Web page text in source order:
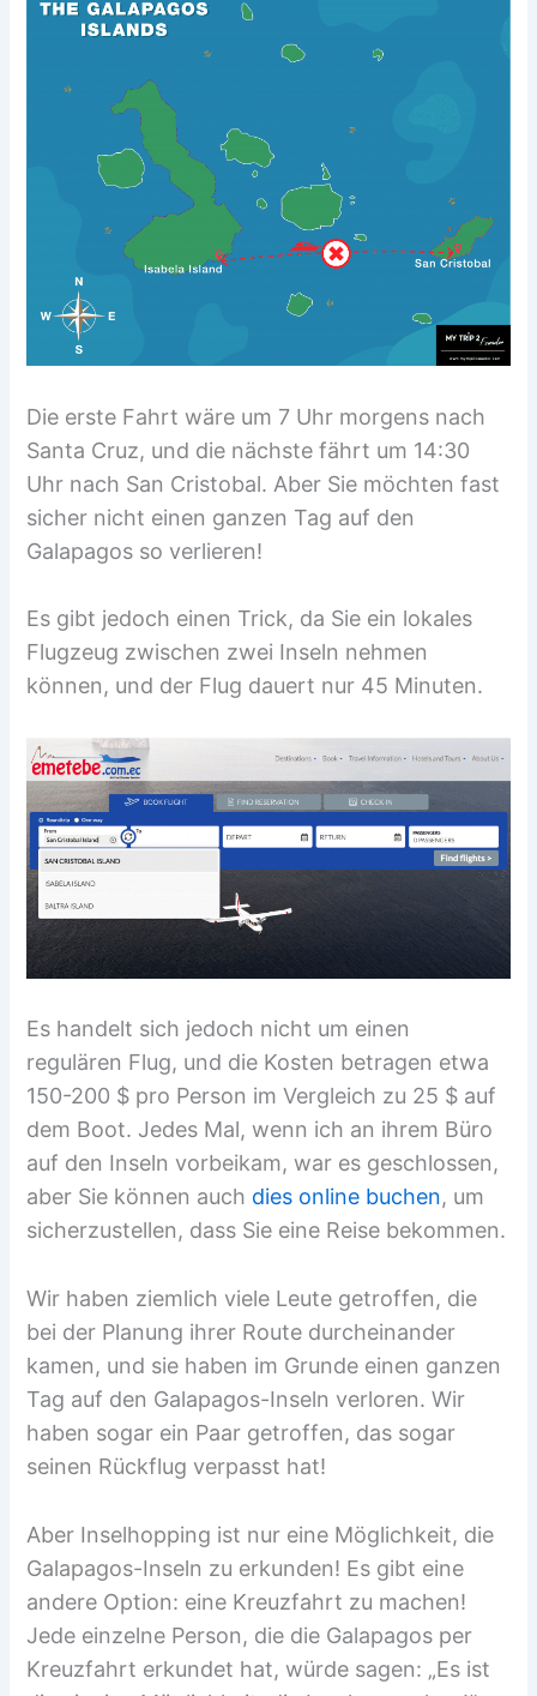
Die erste Fahrt wäre um 7 Uhr morgens nach
Santa Cruz, und die nächste fährt um 14:30
Uhr nach San Cristobal. Aber Sie möchten fast
sicher nicht einen ganzen Tag auf den
Galapagos so verlieren!
Es gibt jedoch einen Trick, da Sie ein lokales
Flugzeug zwischen zwei Inseln nehmen
können, und der Flug dauert nur 45 Minuten.
Es handelt sich jedoch nicht um einen
regulären Flug, und die Kosten betragen etwa
150-200 $ pro Person im Vergleich zu 25 $ auf
dem Boot. Jedes Mal, wenn ich an ihrem Büro
auf den Inseln vorbeikam, war es geschlossen,
aber Sie können auch dies online buchen, um
sicherzustellen, dass Sie eine Reise bekommen.
Wir haben ziemlich viele Leute getroffen, die
bei der Planung ihrer Route durcheinander
kamen, und sie haben im Grunde einen ganzen
Tag auf den Galapagos-Inseln verloren. Wir
haben sogar ein Paar getroffen, das sogar
seinen Rückflug verpasst hat!
Aber Inselhopping ist nur eine Möglichkeit, die
Galapagos-Inseln zu erkunden! Es gibt eine
andere Option: eine Kreuzfahrt zu machen!
Jede einzelne Person, die die Galapagos per
Kreuzfahrt erkundet hat, würde sagen: „Es ist